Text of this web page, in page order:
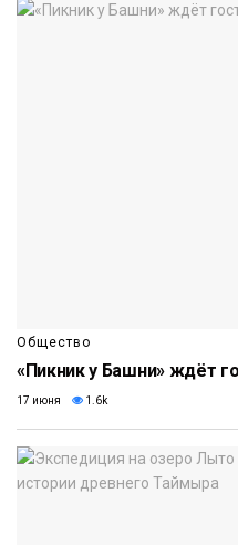
Общество
«Пикник у Башни» ждёт
17 июня 1.6k